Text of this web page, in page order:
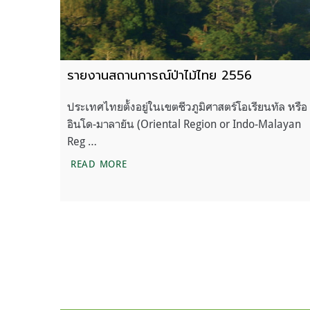
รายงานสถานการณ์ป่าไม้ไทย 2556
ประเทศไทยตั้งอยู่ในเขตชีวภูมิศาสตร์โอเรียนทัล หรือ
อินโด-มาลายัน (Oriental Region or Indo-Malayan
Reg …
READ MOREรายงานสถานการณ์ป่าไม้ไทย 2556